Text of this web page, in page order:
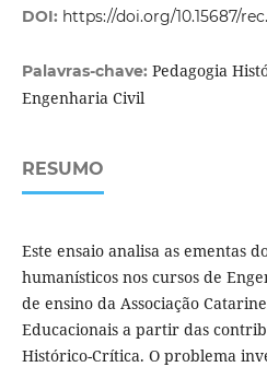
DOI: https://doi.org/10.15687/
Palavras-chave: Pedagogia
Engenharia Civil
RESUMO
Este ensaio analisa as ementas
humanísticos nos cursos de
de ensino da Associação
Educacionais a partir das
Histórico-Crítica. O problema